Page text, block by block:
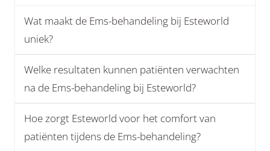
Wat maakt de Ems-behandeling bij Esteworld
uniek?
Welke resultaten kunnen patiënten verwachten
na de Ems-behandeling bij Esteworld?
Hoe zorgt Esteworld voor het comfort van
patiënten tijdens de Ems-behandeling?